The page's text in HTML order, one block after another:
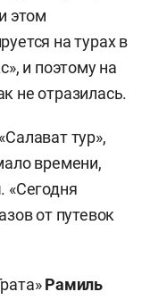
этом
на турах в
и поэтому на
не отразилась.
тур»,
времени,
«Сегодня
от путевок
Рамиль